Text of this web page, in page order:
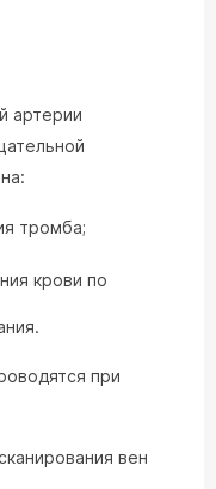
артерии
тромба;
крови по
при
вен